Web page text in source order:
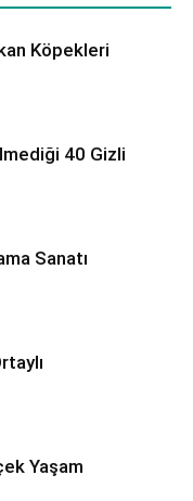
Köpekleri
40 Gizli
Sanatı
Yaşam